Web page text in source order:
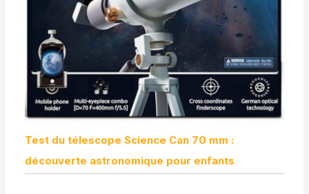
Test du télescope Science Can 70 mm :
découverte astronomique pour enfants